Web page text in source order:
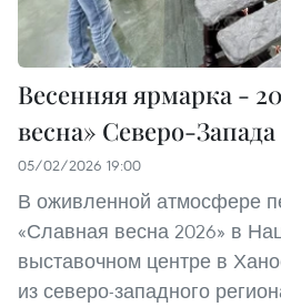
Весенняя ярмарка -
весна» Северо-
05/02/2026 19:00
В оживленной атмосфере
«Славная весна 2026» в
выставочном центре в
из северо-западного